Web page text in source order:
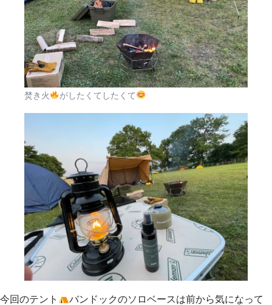
焚き火 がしたくてしたくて
今回のテント
バンドックのソロベースは前から気になって